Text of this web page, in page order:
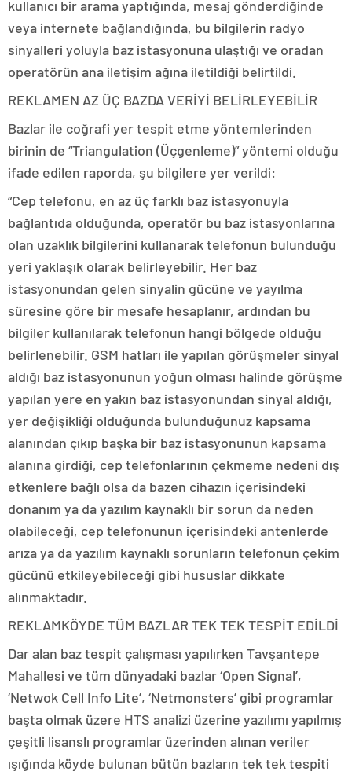
kullanıcı bir arama yaptığında, mesaj gönderdiğinde
veya internete bağlandığında, bu bilgilerin radyo
sinyalleri yoluyla baz istasyonuna ulaştığı ve oradan
operatörün ana iletişim ağına iletildiği belirtildi.
REKLAMEN AZ ÜÇ BAZDA VERİYİ BELİRLEYEBİLİR
Bazlar ile coğrafi yer tespit etme yöntemlerinden
birinin de “Triangulation (Üçgenleme)” yöntemi olduğu
ifade edilen raporda, şu bilgilere yer verildi:
“Cep telefonu, en az üç farklı baz istasyonuyla
bağlantıda olduğunda, operatör bu baz istasyonlarına
olan uzaklık bilgilerini kullanarak telefonun bulunduğu
yeri yaklaşık olarak belirleyebilir. Her baz
istasyonundan gelen sinyalin gücüne ve yayılma
süresine göre bir mesafe hesaplanır, ardından bu
bilgiler kullanılarak telefonun hangi bölgede olduğu
belirlenebilir. GSM hatları ile yapılan görüşmeler sinyal
aldığı baz istasyonunun yoğun olması halinde görüşme
yapılan yere en yakın baz istasyonundan sinyal aldığı,
yer değişikliği olduğunda bulunduğunuz kapsama
alanından çıkıp başka bir baz istasyonunun kapsama
alanına girdiği, cep telefonlarının çekmeme nedeni dış
etkenlere bağlı olsa da bazen cihazın içerisindeki
donanım ya da yazılım kaynaklı bir sorun da neden
olabileceği, cep telefonunun içerisindeki antenlerde
arıza ya da yazılım kaynaklı sorunların telefonun çekim
gücünü etkileyebileceği gibi hususlar dikkate
alınmaktadır.
REKLAMKÖYDE TÜM BAZLAR TEK TEK TESPİT EDİLDİ
Dar alan baz tespit çalışması yapılırken Tavşantepe
Mahallesi ve tüm dünyadaki bazlar ‘Open Signal’,
‘Netwok Cell Info Lite’, ‘Netmonsters’ gibi programlar
başta olmak üzere HTS analizi üzerine yazılımı yapılmış
çeşitli lisanslı programlar üzerinden alınan veriler
ışığında köyde bulunan bütün bazların tek tek tespiti